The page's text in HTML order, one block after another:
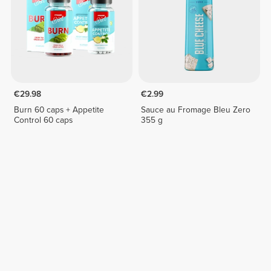
€29.98
Burn 60 caps + Appetite
Control 60 caps
€2.99
Sauce au Fromage Bleu Zero
355 g